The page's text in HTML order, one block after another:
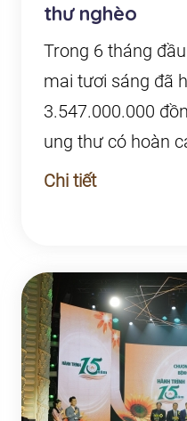
thư nghèo
Trong 6 tháng
mai tươi sáng đã
3.547.000.000
ung thư có hoàn
Chi tiết